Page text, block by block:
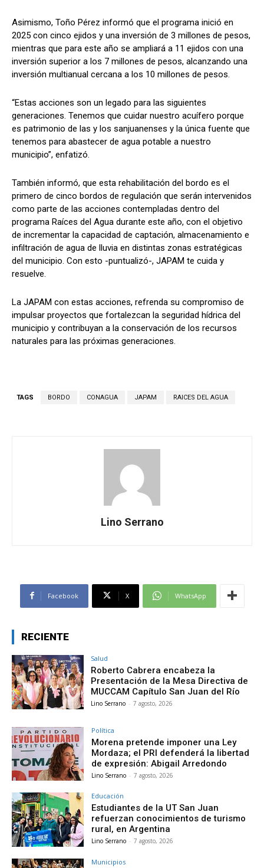
Asimismo, Toño Pérez informó que el programa inició en
2025 con cinco ejidos y una inversión de 3 millones de pesos,
mientras que para este año se ampliará a 11 ejidos con una
inversión superior a los 7 millones de pesos, alcanzando una
inversión multianual cercana a los 10 millones de pesos.
“Estas acciones son un legado para las siguientes
generaciones. Tenemos que cuidar nuestro acuífero porque
es patrimonio de las y los sanjuanenses y la única fuente que
tenemos para abastecer de agua potable a nuestro
municipio”, enfatizó.
También informó, que esta rehabilitación del bordo es el
primero de cinco bordos de regulación que serán intervenidos
como parte de las acciones contempladas dentro del
programa Raíces del Agua durante este año, con el objetivo
de incrementar la capacidad de captación, almacenamiento e
infiltración de agua de lluvia en distintas zonas estratégicas
del municipio. Con esto -puntualizó-, JAPAM te cuida y
resuelve.
La JAPAM con estas acciones, refrenda su compromiso de
impulsar proyectos que fortalezcan la seguridad hídrica del
municipio y contribuyan a la conservación de los recursos
naturales para las próximas generaciones.
TAGS BORDO CONAGUA JAPAM RAICES DEL AGUA
Lino Serrano
Facebook X WhatsApp
RECIENTE
Salud
Roberto Cabrera encabeza la
Presentación de la Mesa Directiva de
MUCCAM Capítulo San Juan del Río
Lino Serrano - 7 agosto, 2026
Política
Morena pretende imponer una Ley
Mordaza; el PRI defenderá la libertad
de expresión: Abigail Arredondo
Lino Serrano - 7 agosto, 2026
Educación
Estudiantes de la UT San Juan
refuerzan conocimientos de turismo
rural, en Argentina
Lino Serrano - 7 agosto, 2026
Municipios